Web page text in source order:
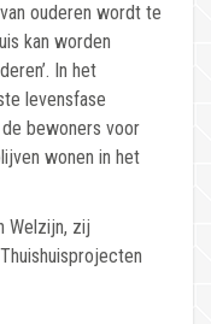
ouderen wordt te
kan worden
In het
levensfase
bewoners voor
wonen in het
Welzijn, zij